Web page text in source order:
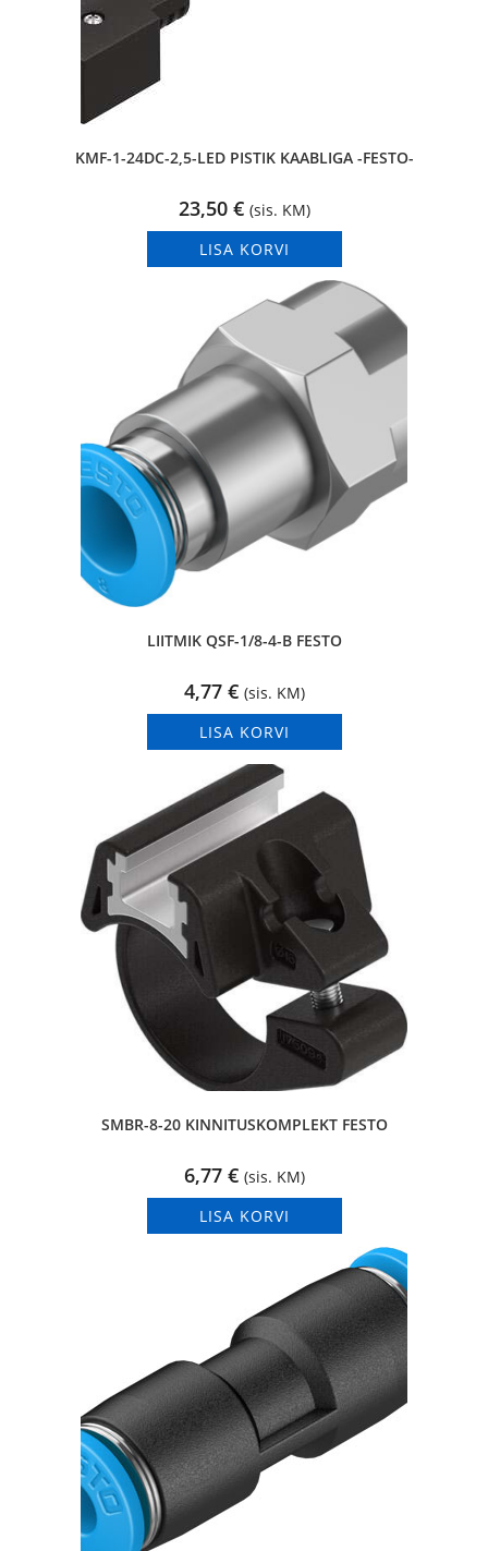
KMF-1-24DC-2,5-LED PISTIK KAABLIGA -FESTO-
23,50 € (sis. KM)
LISA KORVI
LIITMIK QSF-1/8-4-B FESTO
4,77 € (sis. KM)
LISA KORVI
SMBR-8-20 KINNITUSKOMPLEKT FESTO
6,77 € (sis. KM)
LISA KORVI